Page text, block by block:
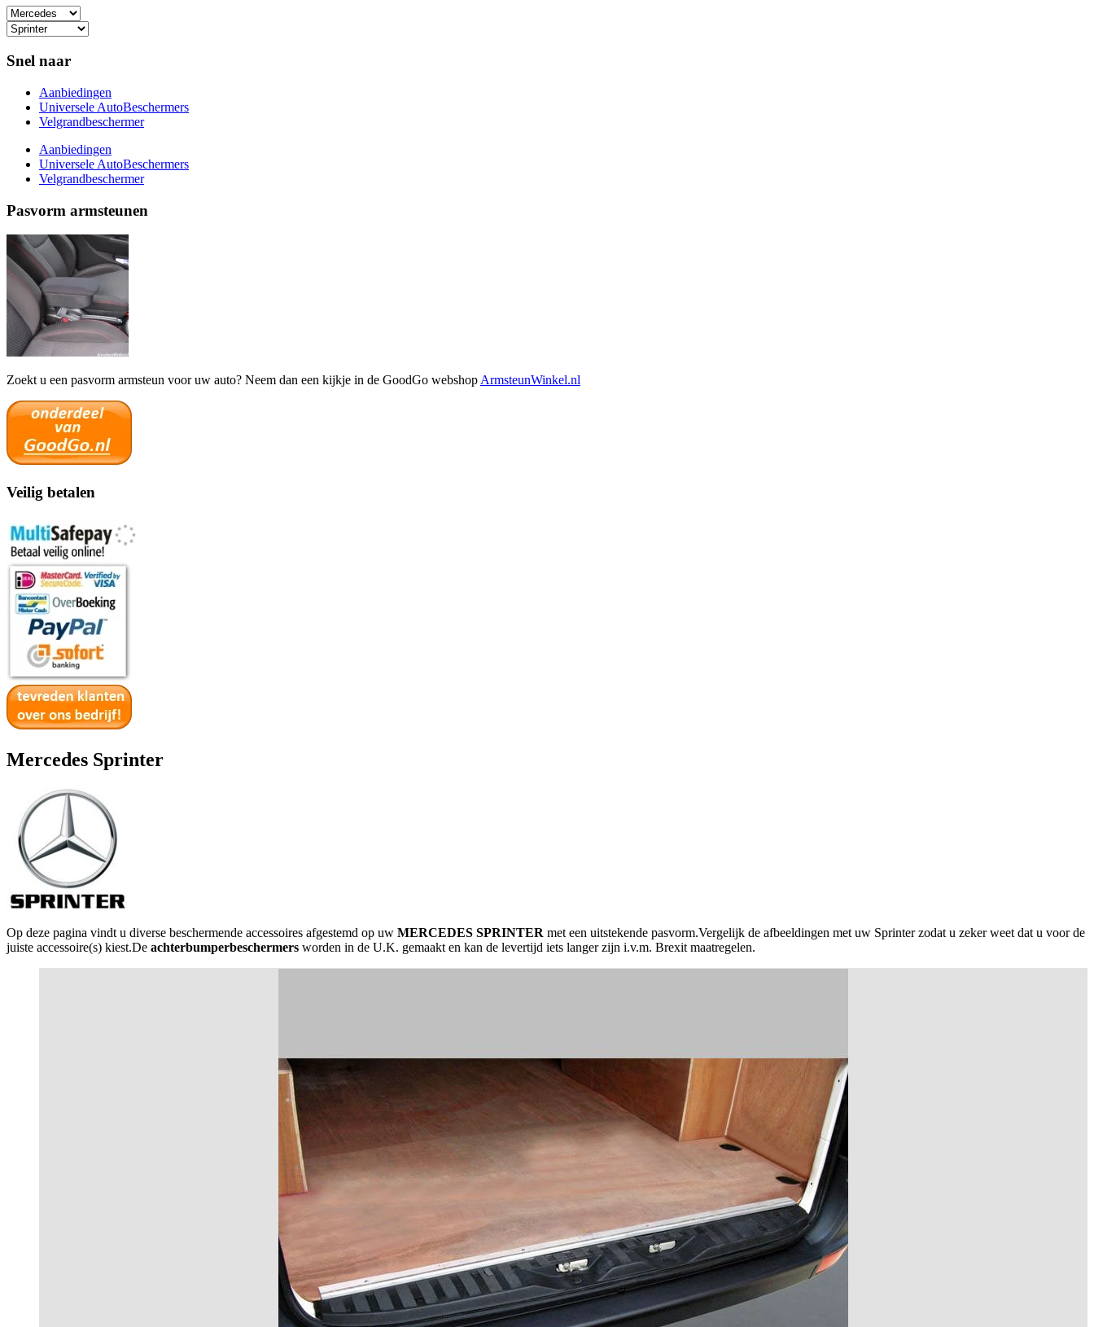
Snel naar
Aanbiedingen
Universele AutoBeschermers
Velgrandbeschermer
Aanbiedingen
Universele AutoBeschermers
Velgrandbeschermer
Pasvorm armsteunen
Zoekt u een pasvorm armsteun voor uw auto? Neem dan een kijkje in de GoodGo webshop ArmsteunWinkel.nl
Veilig betalen
Mercedes Sprinter
Op deze pagina vindt u diverse beschermende accessoires afgestemd op uw MERCEDES SPRINTER met een uitstekende pasvorm.Vergelijk de afbeeldingen met uw Sprinter zodat u zeker weet dat u voor de
juiste accessoire(s) kiest.De achterbumperbeschermers worden in de U.K. gemaakt en kan de levertijd iets langer zijn i.v.m. Brexit maatregelen.